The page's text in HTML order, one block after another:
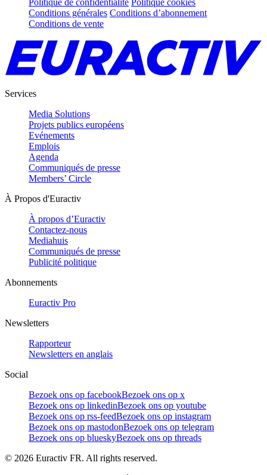
Conditions générales Conditions d’abonnement
Conditions de vente
Services
Media Solutions
Projets publics européens
Evénements
Emplois
Agenda
Communiqués de presse
Members’ Circle
À Propos d'Euractiv
À propos d’Euractiv
Contactez-nous
Mediahuis
Communiqués de presse
Publicité politique
Abonnements
Euractiv Pro
Newsletters
Rapporteur
Newsletters en anglais
Social
Bezoek ons op facebookBezoek ons op x
Bezoek ons op linkedinBezoek ons op youtube
Bezoek ons op rss-feedBezoek ons op instagram
Bezoek ons op mastodonBezoek ons op telegram
Bezoek ons op blueskyBezoek ons op threads
© 2026 Euractiv FR. All rights reserved.